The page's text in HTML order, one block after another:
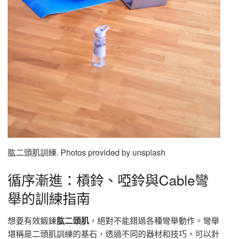
肱二頭肌訓練. Photos provided by unsplash
循序漸進：槓鈴、啞鈴與Cable彎
舉的訓練指南
想要有效鍛鍊肱二頭肌 ，絕對不能錯過各種彎舉動作。彎舉
堪稱是二頭肌訓練的基石，透過不同的器材和技巧，可以針